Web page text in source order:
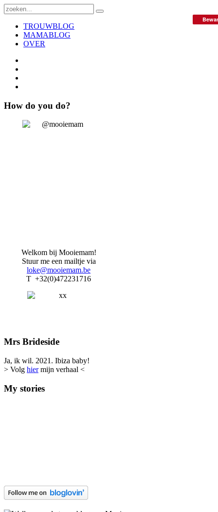
TROUWBLOG
MAMABLOG
OVER
How do you do?
Welkom bij Mooiemam!
Stuur me een mailtje via
loke@mooiemam.be
T +32(0)472231716
Mrs Brideside
Ja, ik wil. 2021. Ibiza baby!
> Volg hiermijn verhaal <
My stories